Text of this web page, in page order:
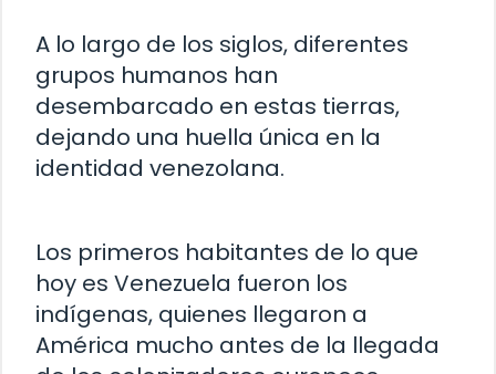
A lo largo de los siglos, diferentes
grupos humanos han
desembarcado en estas tierras,
dejando una huella única en la
identidad venezolana.
Los primeros habitantes de lo que
hoy es Venezuela fueron los
indígenas, quienes llegaron a
América mucho antes de la llegada